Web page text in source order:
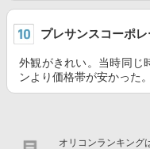
プレサンスコーポ
外観がきれい。当時同じ
ンより価格帯が安かった
オリコンランキング